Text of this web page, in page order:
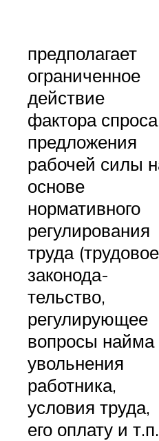
предполагает
огра­ниченное
действие
фактора
предложения
рабочей силы
основе
нормативного
регулирования
труда (трудовое
законода­
тельство,
регулирующее
вопросы найма
увольнения
работника,
условия труда,
его оплату и